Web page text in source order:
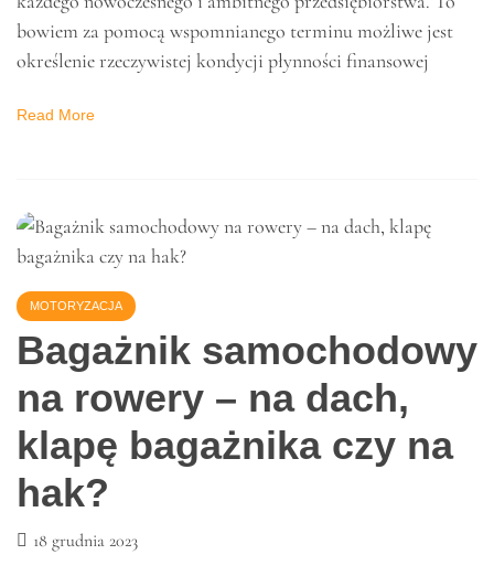
Faktoring a efektywne
zarządzanie kapitałem
obrotowym
Kapitał obrotowy to niezwykle ważny wskaźnik dla
każdego nowoczesnego i ambitnego przedsiębiorstwa. To
określenie rzeczywistej kondycji płynności finansowej
Read More
MOTORYZACJA